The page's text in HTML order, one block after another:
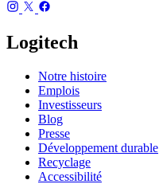
Logitech
Notre histoire
Emplois
Investisseurs
Blog
Presse
Développement durable
Recyclage
Accessibilité